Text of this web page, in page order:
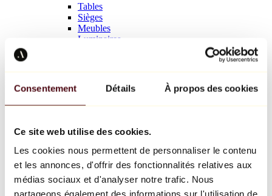
Consentement Détails À propos des cookies
Ce site web utilise des cookies.
Les cookies nous permettent de personnaliser le contenu
et les annonces, d'offrir des fonctionnalités relatives aux
médias sociaux et d'analyser notre trafic. Nous
partageons également des informations sur l'utilisation de
Tables
Sièges
Meubles
Luminaires
Richard Orlinski
Keith Haring
Jeff Koons
Jean-Michel Basquiat
Tous les designers
Œuvre de la semaine